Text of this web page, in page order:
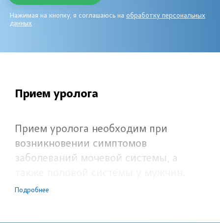
Нажимая на кнопку, я соглашаюсь на обработку персональных
данных
Прием уролога
Прием уролога необходим при
возникновении симптомов
заболеваний мочевой системы, а
Наиболее распространенными среди
Подробнее